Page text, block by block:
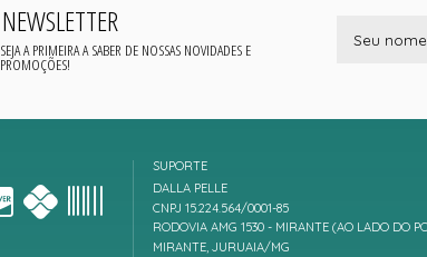
NEWSLETTER
SEJA A PRIMEIRA A SABER DE NOSSAS NOVIDADES E
PROMOÇÕES!
SUPORTE
DALLA PELLE
CNPJ 15.224.564/0001-85
RODOVIA AMG 1530 - MIRANTE (AO LADO DO
MIRANTE, JURUAIA/MG